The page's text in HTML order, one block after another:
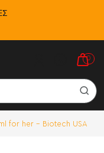
0
for her - Biotech USA